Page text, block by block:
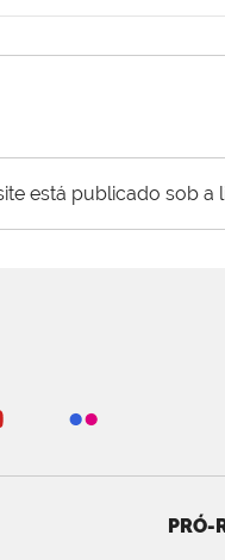
está publicado sob a
PRÓ-